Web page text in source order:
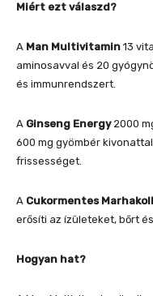
Miért ezt válaszd?
A Man Multivitamin 13
aminosavval és 20
és immunrendszert.
A Ginseng Energy2000
600 mg gyömbér
frissességet.
A Cukormentes
erősíti az ízületeket, bőrt
Hogyan hat?